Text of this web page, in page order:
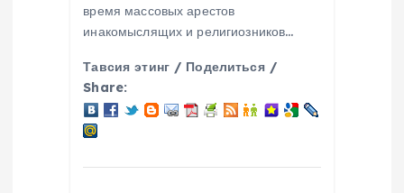
время массовых арестов
инакомыслящих и религиозников…
Тавсия этинг / Поделиться /
Share: